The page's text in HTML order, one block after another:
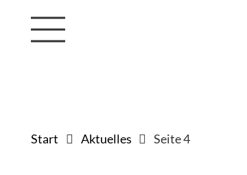
Start Aktuelles Seite 4